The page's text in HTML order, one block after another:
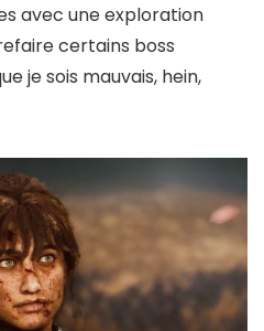
avec une exploration
certains boss
je sois mauvais, hein,